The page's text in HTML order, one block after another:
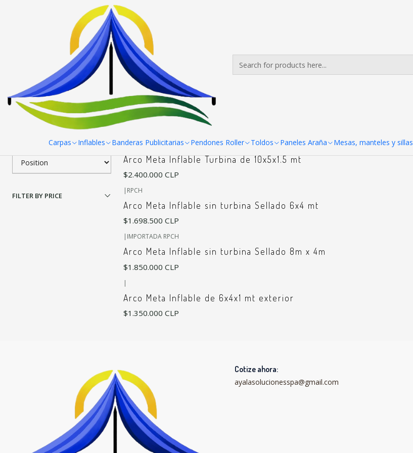
Carpas Inflables Banderas Publicitarias Pendones Roller Toldos Paneles Araña Mesas, manteles y sillas
Arcos meta
Arcos meta
Filter products
1-5 of 5 products
Apply filters
FILTER BY PRICE
|Tela Importada con Fabricacion Nacional
Arco Meta Inflable 8x5x1.5 de 5 lados exterior
|
Arco Meta Inflable Turbina de 10x5x1.5 mt
$2.400.000 CLP
| RPCH
Arco Meta Inflable sin turbina Sellado 6x4 mt
$1.698.500 CLP
| IMPORTADA RPCH
Arco Meta Inflable sin turbina Sellado 8m x 4m
$1.850.000 CLP
|
Arco Meta Inflable de 6x4x1 mt exterior
$1.350.000 CLP
Cotize ahora:
ayalasolucionesspa@gmail.com